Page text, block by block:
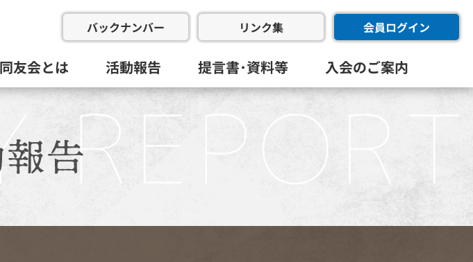
バックナンバー リンク集 会員ログイン
友会とは 活動報告 提言書･資料等 入会のご案内